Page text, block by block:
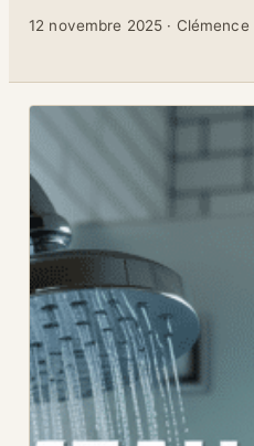
12 novembre 2025 · Clémence